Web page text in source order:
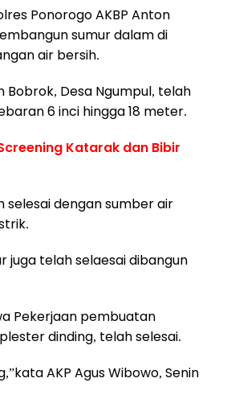
Ponorogo AKBP Anton
sumur dalam di
air bersih.
Desa Ngumpul, telah
6 inci hingga 18 meter.
Katarak dan Bibir
selesai dengan sumber air
juga telah selaesai dibangun
Pekerjaan pembuatan
dinding, telah selesai.
AKP Agus Wibowo, Senin